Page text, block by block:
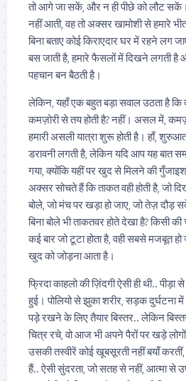
तो आगे जा सकें, और न ही पीछे को लौट
नहीं आती, वह तो अक्सर खामोशी से हमारे
बिना बताए कोई किराएदार घर में रहने लग
बस जाती है, हमारे फैसलों में दिखने लगती है
पहचान बन बैठती है।
लेकिन, यहाँ एक बहुत बड़ा सवाल उठता है कि
कमज़ोरी से तय होती है? नहीं। असल में,
हमारी असली यात्रा शुरू होती है। हाँ,
डरावनी लगती है, लेकिन यदि आप यह बात
गया, क्योंकि यहीं पर खुद से मिलने की
अक्सर सोचते हैं कि ताकत वही होती है, जो
बोले, जो मंच पर खड़ा हो जाए, जो तेज़ दौड़
बिना बोले भी ताकतवर होते देखा है? किसी
कई बार जो टूटा होता है, वही सबसे मजबूत हो
खुद को जोड़ना आता है।
फ्रिदा काहलो की ज़िंदगी ऐसी ही थी.. पीड़ा
हुई। पोलियो से झुका शरीर, सड़क
पड़े रखने के लिए तैयार बिस्तर.. लेकिन
चित्र रचे, वो आज भी अपने पैरों पर खड़े
उसकी तस्वीरें कोई खूबसूरती नहीं बयाँ करतीं,
हैं.. ऐसी सुंदरता, जो सतह से नहीं, आत्मा से